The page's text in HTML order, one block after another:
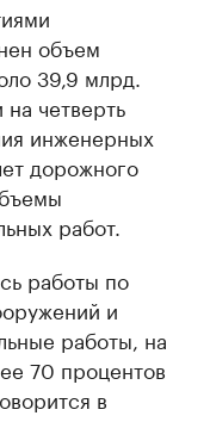
объем
39,9 млрд.
четверть
инженерных
дорожного
работ.
работы по
и
работы, на
70 процентов
в